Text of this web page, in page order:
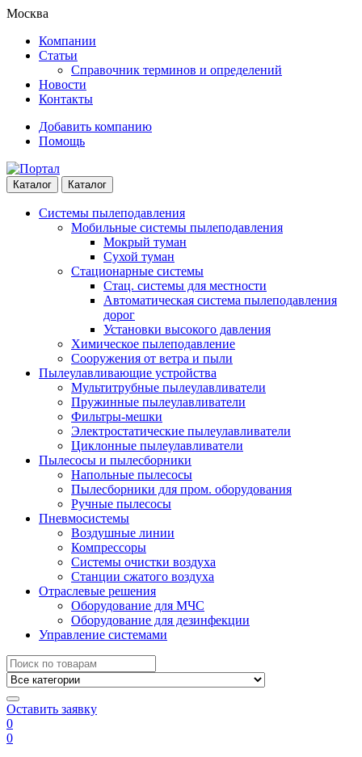
Skip
navigation
Skip
content
Москва
Компании
Статьи
Справочник терминов и определений
Новости
Контакты
Добавить компанию
Помощь
Каталог Каталог
Системы пылеподавления
Мобильные системы пылеподавления
Мокрый туман
Сухой туман
Стационарные системы
Стац. системы для местности
Автоматическая система пылеподавления
дорог
Установки высокого давления
Химическое пылеподавление
Сооружения от ветра и пыли
Пылеулавливающие устройства
Мультитрубные пылеулавливатели
Пружинные пылеулавливатели
Фильтры-мешки
Электростатические пылеулавливатели
Циклонные пылеулавливатели
Пылесосы и пылесборники
Напольные пылесосы
Пылесборники для пром. оборудования
Ручные пылесосы
Пневмосистемы
Воздушные линии
Компрессоры
Системы очистки воздуха
Станции сжатого воздуха
Отраслевые решения
Оборудование для МЧС
Оборудование для дезинфекции
Управление системами
Search
for:
Оставить заявку
0
0